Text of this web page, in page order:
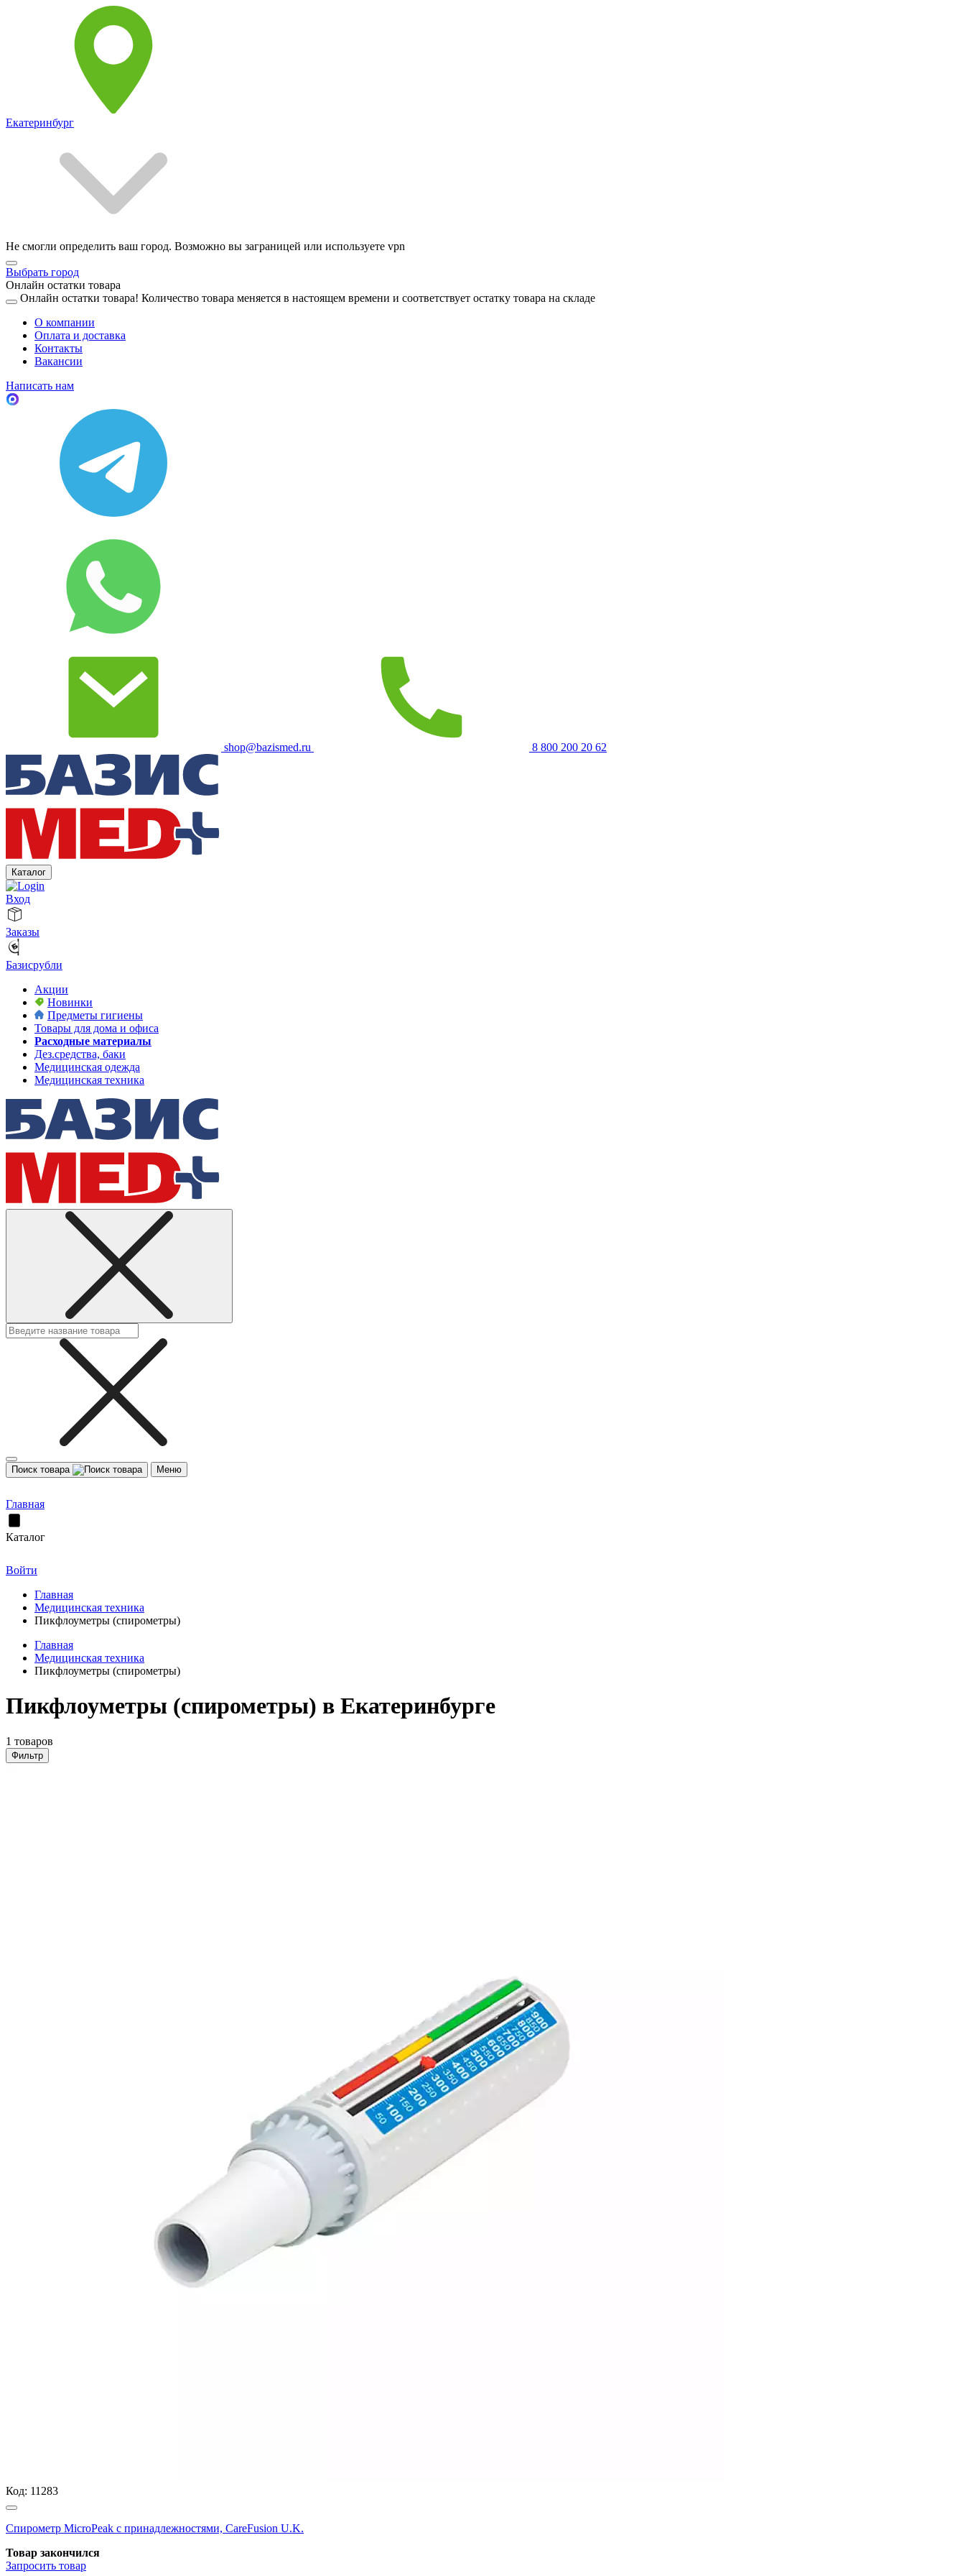
Екатеринбург
Не смогли определить ваш город. Возможно вы заграницей или используете vpn
Выбрать город
Онлайн остатки товара
Онлайн остатки товара! Количество товара меняется в настоящем времени и соответствует остатку товара на складе
О компании
Оплата и доставка
Контакты
Вакансии
Написать нам
shop@bazismed.ru 8 800 200 20 62
Каталог
Вход
Заказы
Базисрубли
Акции
Новинки
Предметы гигиены
Товары для дома и офиса
Расходные материалы
Дез.средства, баки
Медицинская одежда
Медицинская техника
Поиск товара Меню
Главная
Каталог
Войти
Главная
Медицинская техника
Пикфлоуметры (спирометры)
Главная
Медицинская техника
Пикфлоуметры (спирометры)
Пикфлоуметры (спирометры) в Екатеринбурге
1 товаров
Фильтр
Код: 11283
Спирометр MicroPeak с принадлежностями, CareFusion U.K.
Товар закончился
Запросить товар